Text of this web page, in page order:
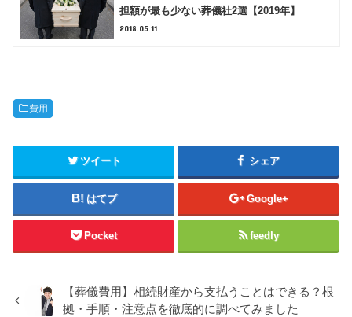
担額が最も少ない葬儀社2選【2019年】
2018.05.11
費用
ツイート シェア
はてブ Google+
Pocket feedly
【葬儀費用】相続財産から支払うことはできる？根
拠・手順・注意点を徹底的に調べてみました